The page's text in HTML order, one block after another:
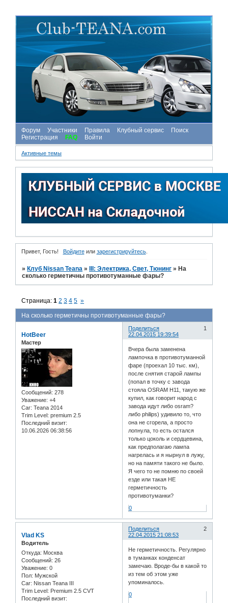
Форум Участники Правила Клубный сервис
Поиск
Регистрация
FAQ Войти
Активные темы
Привет, Гость! Войдитеили зарегистрируйтесь.
» Клуб Nissan Teana » III: Электрика, Свет, Тюнинг » На
сколько герметичны противотуманные фары?
На сколько герметичны противотуманные фары?
Страница:1 2 3 4 5 »
Поделиться
1
22.04.2015 19:39:54
HotBeer
Мастер
Сообщений: 278
Уважение: +4
Car: Teana 2014
Trim Level: premium 2.5
Последний визит:
10.06.2026 06:38:56
Вчера была заменена
лампочка в противотуманной
фаре (проехал 10 тыс. км),
после снятия старой лампы
(попал в точку с завода
стояла OSRAM H11, такую же
купил, как говорит народ с
завода идут либо osram?
либо philips) удивило то, что
она не сгорела, а просто
лопнула, то есть остался
только цоколь и сердцевина,
как предполагаю лампа
нагрелась и я нырнул в лужу,
но на памяти такого не было.
Я чего то не помню по своей
езде или такая НЕ
герметичность
противотуманки?
0
Поделиться
2
22.04.2015 21:08:53
Vlad KS
Водитель
Откуда: Москва
Сообщений: 26
Уважение: 0
Пол: Мужской
Car: Nissan Teana III
Trim Level: Premium 2.5 CVT
Последний визит:
Не герметичность. Регулярно
в туманках конденсат
замечаю. Вроде-бы в какой то
из тем об этом уже
упоминалось.
0